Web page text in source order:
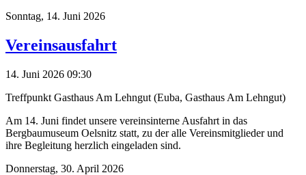
Sonntag, 14. Juni 2026
Vereinsausfahrt
14. Juni 2026 09:30
Treffpunkt Gasthaus Am Lehngut (Euba, Gasthaus Am Lehngut)
Am 14. Juni findet unsere vereinsinterne Ausfahrt in das
Bergbaumuseum Oelsnitz statt, zu der alle Vereinsmitglieder und
ihre Begleitung herzlich eingeladen sind.
Donnerstag, 30. April 2026